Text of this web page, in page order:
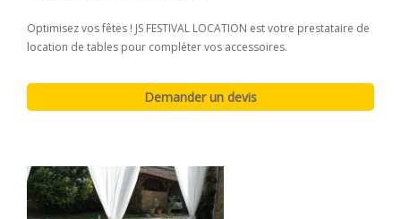
Optimisez vos fêtes ! JS FESTIVAL LOCATION est votre prestataire de
location de tables pour compléter vos accessoires.